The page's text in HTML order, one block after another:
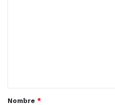
rNombre *